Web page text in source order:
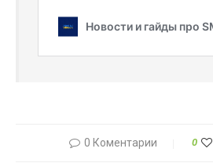
0 Коментарии 0